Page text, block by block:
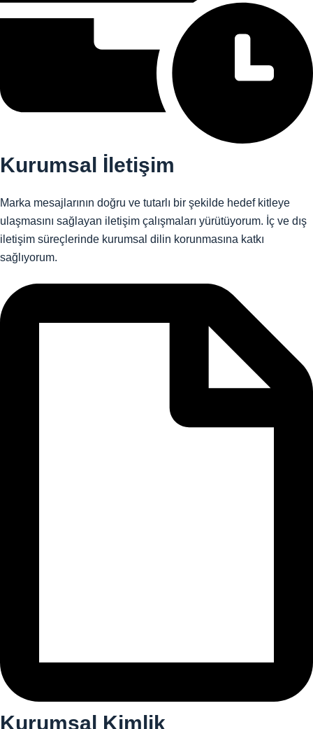
Kurumsal İletişim
Marka mesajlarının doğru ve tutarlı bir şekilde hedef kitleye
ulaşmasını sağlayan iletişim çalışmaları yürütüyorum. İç ve dış
iletişim süreçlerinde kurumsal dilin korunmasına katkı
sağlıyorum.
Kurumsal Kimlik